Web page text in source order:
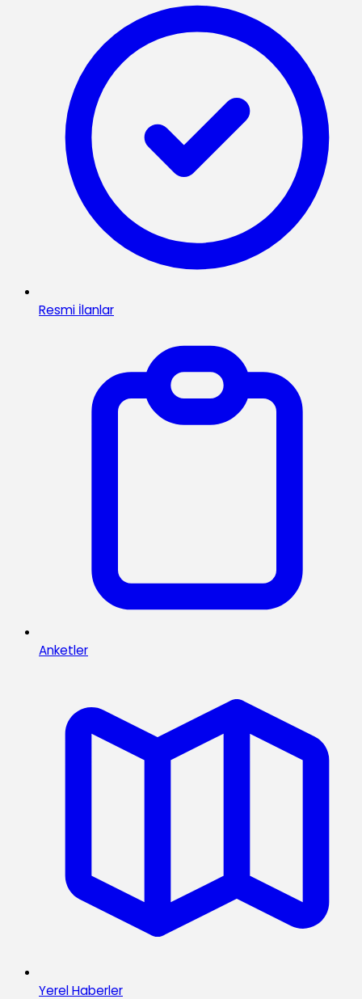
Resmi İlanlar
Anketler
Yerel Haberler